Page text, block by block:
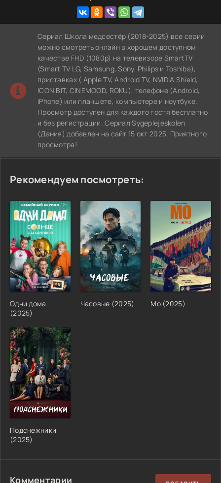
Сериал Школа медсестёр (2018-2025) все серии
можно смотреть онлайн в хорошем доступном
качестве FHD (1080p) на телевизоре SmartTV
(Smart TV LG, Samsung, Sony, Philips и Toshiba),
приставках ( Apple TV, Android TV, NVIDIA Shield,
ICON BIT, CINEMOOD, ROKU), телефоне (Android,
iPhone) или планшете, компьютере и ноутбуке.
Просмотр доступен для каждого гостя бесплатно
и без регистрации. Сериал Sygeplejeskolen
(Дания) добавлен на сайт 15 окт 2025. Приятного
просмотра!
Рекомендуем посмотреть:
Одни дома
(2025)
Часовые (2025) Мо (2025)
Подснежники
(2025)
Комментарии